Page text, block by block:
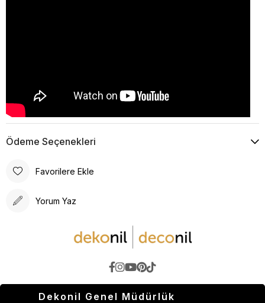
Ödeme Seçenekleri
Favorilere Ekle
Yorum Yaz
Dekonil Genel Müdürlük